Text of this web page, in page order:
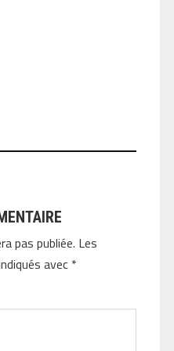
pas publiée. Les
avec *